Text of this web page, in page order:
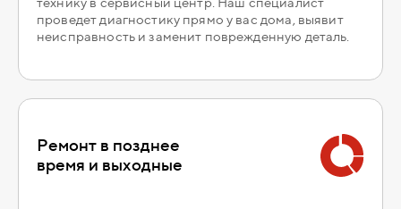
проведет диагностику прямо у вас дома, выявит
неисправность и заменит поврежденную деталь.
Ремонт в позднее
время и выходные